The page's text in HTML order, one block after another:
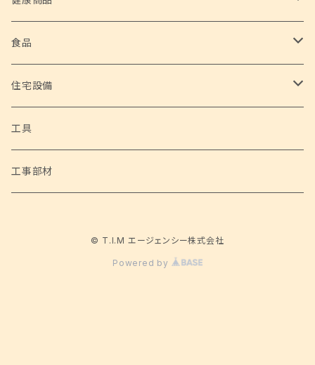
サイクロンスティッククリーナー 2 in 1
ハローキティたこ焼き&ホットプレート
ホームグッズ
フードデハイドレーター
シェルチェア 4脚セット
アウトドアグッズ
家庭用ブロアバキューム 神風健太郎くん
家庭用電動草刈機 草刈健太郎くん Ⅱ
バーベキューコンロ 3 in 1
ホビー
サイクルハウス Lサイズ
安全な水
高性能浄水器
食品
野菜
自然薯
住宅設備
トイレ設備
アラウーノS160 床排水 標準タイプ （パナソニック）
工具
工事部材
© T.I.M エージェンシー株式会社
Powered by